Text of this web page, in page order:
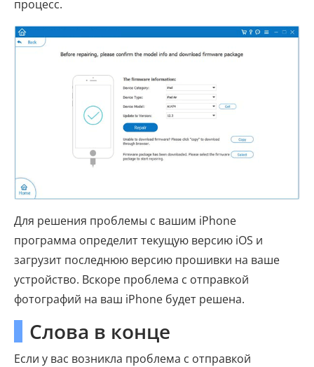
процесс.
Для решения проблемы с вашим iPhone
программа определит текущую версию iOS и
загрузит последнюю версию прошивки на ваше
устройство. Вскоре проблема с отправкой
фотографий на ваш iPhone будет решена.
Слова в конце
Если у вас возникла проблема с отправкой